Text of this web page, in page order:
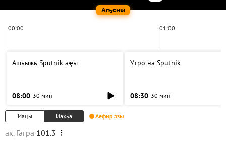
Аҧсны
00:00 01:00
Ашьыжь Sputnik аҿы
08:00 30 мин
Утро на Sputnik
08:30 30 мин
Иацы Иахьа Аефир азы
ақ. Гагра 101.3